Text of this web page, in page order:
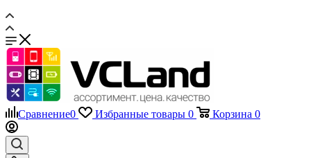
Сравнение
Телефоны
+7 495 135-39-43